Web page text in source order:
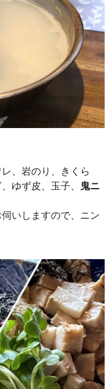
、岩のり、きくら
ゆず皮、玉子、
鬼ニ
いしますので、ニン